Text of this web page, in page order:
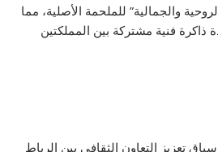
والجمالية” للملحمة الأصلية، مما
ذاكرة فنية مشتركة بين المملكتين
تعزيز التعاون الثقافي بين الرباط